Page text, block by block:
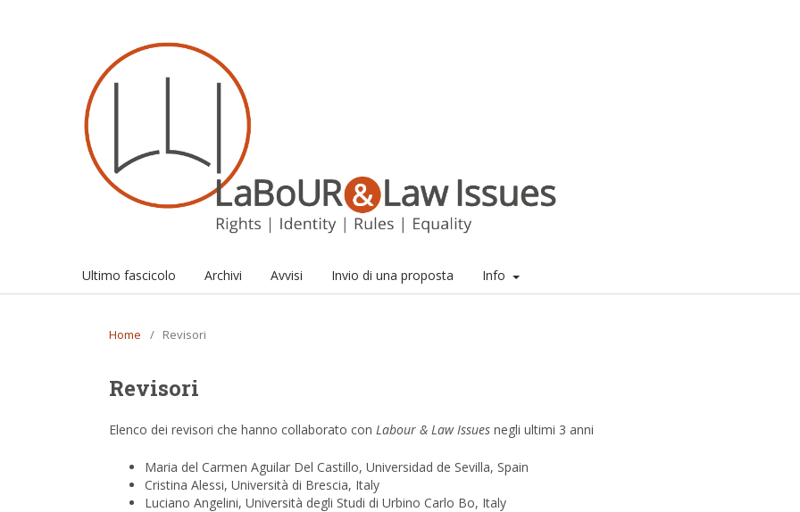
Ultimo fascicolo Archivi Avvisi Invio di una proposta Info
Home / Revisori
Revisori
Elenco dei revisori che hanno collaborato con Labour & Law Issues negli ultimi 3 anni
Maria del Carmen Aguilar Del Castillo, Universidad de Sevilla, Spain
Cristina Alessi, Università di Brescia, Italy
Luciano Angelini, Università degli Studi di Urbino Carlo Bo, Italy